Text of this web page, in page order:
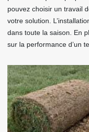
pouvez choisir un travail
votre solution.
dans toute la saison. En
sur la performance d’un